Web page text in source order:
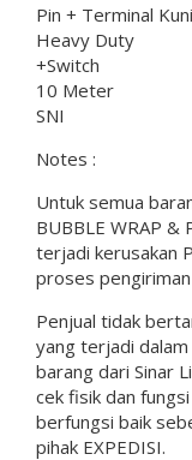
Pin + Terminal
Heavy Duty
+Switch
10 Meter
SNI
Notes :
Untuk semua
BUBBLE WRAP &
terjadi kerusakan
proses
Penjual tidak
yang terjadi dalam
barang dari Sinar
cek fisik dan
berfungsi baik
pihak EXPEDISI.